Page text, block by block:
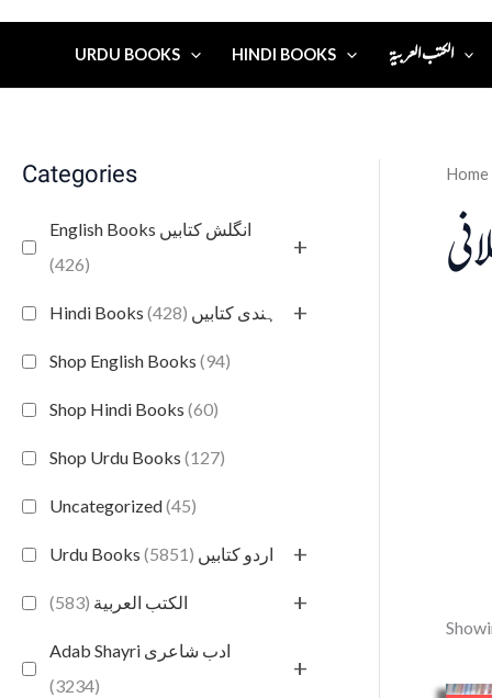
URDU BOOKS HINDI BOOKS الكتب العربية
Categories
English Books انگلش کتابیں
(426)
+
Hindi Books ہندی کتابیں (428) +
Shop English Books (94)
Shop Hindi Books (60)
Shop Urdu Books (127)
Uncategorized(45)
Urdu Books اردو کتابیں (5851) +
الكتب العربية (583) +
Adab Shayri ادب شاعری
(3234)
+
Home